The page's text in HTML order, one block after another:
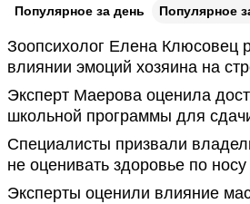
Популярное за день Популярное
Зоопсихолог Елена Клюсовец
влиянии эмоций хозяина на
Эксперт Маерова оценила
школьной программы для
Специалисты призвали
не оценивать здоровье по носу
Эксперты оценили влияние